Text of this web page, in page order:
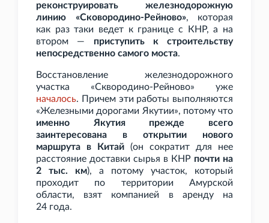
реконструировать железнодорожную
линию «Сковородино-Рейново», которая
как раз таки ведет к границе с КНР, а на
втором — приступить к строительству
непосредственно самого моста.
Восстановление железнодорожного
участка «Сквородино-Рейново» уже
началось. Причем эти работы выполняются
«Железными дорогами Якутии», потому что
именно Якутия прежде всего
заинтересована в открытии нового
маршрута в Китай (он сократит для нее
расстояние доставки сырья в КНР почти на
2
тыс. км), а потому участок, который
проходит по территории Амурской
области, взят компанией в аренду на
24 года.